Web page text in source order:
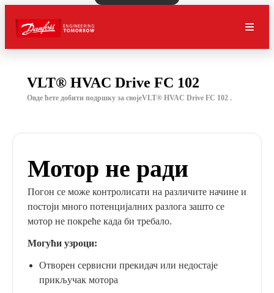
VLT® HVAC Drive FC 102
Овде ћете добити подршку за својеVLT® HVAC Drive FC 102 .
Мотор не ради
Погон се може контролисати на различите начине и
постоји много потенцијалних разлога зашто се
мотор не покреће када би требало.
Могући узроци:
Отворен сервисни прекидач или недостаје
прикључак мотора